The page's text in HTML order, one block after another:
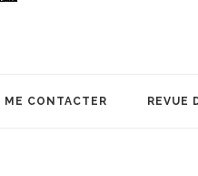
ME CONTACTER REVUE